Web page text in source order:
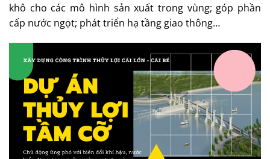
khô cho các mô hình sản xuất trong vùng; góp phần
cấp nước ngọt; phát triển hạ tầng giao thông…